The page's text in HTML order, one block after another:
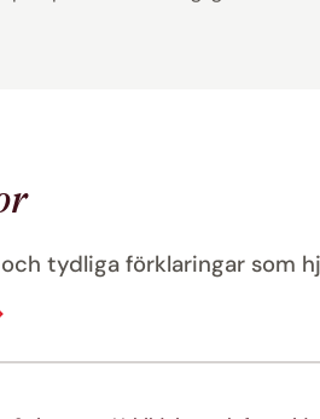
tydliga förklaringar som